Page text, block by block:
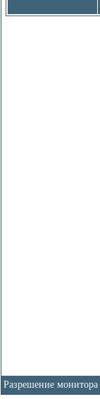
Разрешение монитора